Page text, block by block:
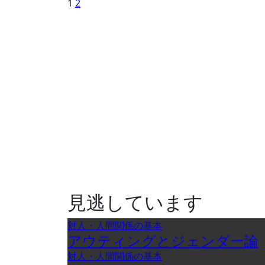
投
1 2
見逃しています
対人・人間関係の基本
アウティングとジェンダー論
対人・人間関係の基本